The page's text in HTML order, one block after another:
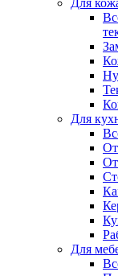
Для
Для
От
Для